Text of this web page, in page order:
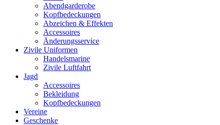
Abendgarderobe
Kopfbedeckungen
Abzeichen & Effekten
Accessoires
Änderungsservice
Zivile Uniformen
Handelsmarine
Zivile Luftfahrt
Jagd
Accessoires
Bekleidung
Kopfbedeckungen
Vereine
Geschenke